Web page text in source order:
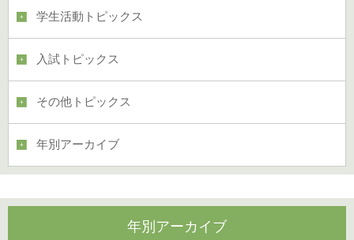
学生活動トピックス
入試トピックス
その他トピックス
年別アーカイブ
年別アーカイブ